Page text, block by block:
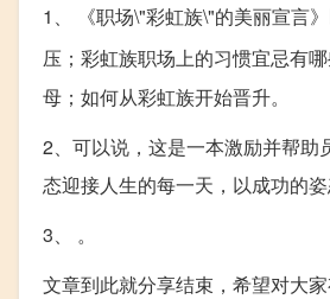
1、 《职场\"彩虹族\"的美丽宣言
压；彩虹族职场上的习惯宜忌有
母；如何从彩虹族开始晋升。
2、可以说，这是一本激励并帮
态迎接人生的每一天，以成功的姿
3、 。
文章到此就分享结束，希望对大家